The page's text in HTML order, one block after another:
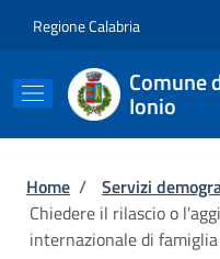
Regione Calabria
Comune
Ionio
Briciole di
Home / Servizi
Chiedere il rilascio o
internazionale di famiglia